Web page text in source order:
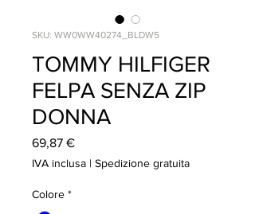
SKU: WW0WW40274_BLDW5
TOMMY HILFIGER
FELPA SENZA ZIP
DONNA
69,87 €Prezzo
IVA inclusa | Spedizione gratuita
Colore *